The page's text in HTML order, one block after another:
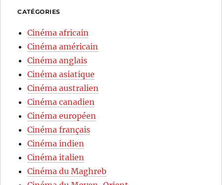
CATÉGORIES
Cinéma africain
Cinéma américain
Cinéma anglais
Cinéma asiatique
Cinéma australien
Cinéma canadien
Cinéma européen
Cinéma français
Cinéma indien
Cinéma italien
Cinéma du Maghreb